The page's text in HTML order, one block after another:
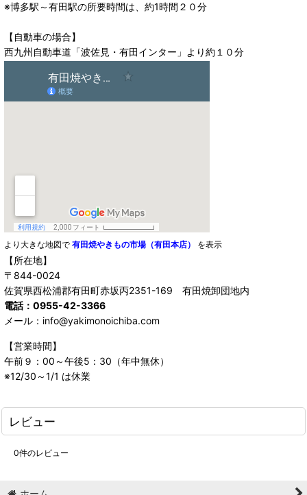
※博多駅～有田駅の所要時間は、約1時間２０分
【自動車の場合】
西九州自動車道「波佐見・有田インター」より約１０分
より大きな地図で 有田焼やきもの市場（有田本店） を表示
【所在地】
〒844-0024
佐賀県西松浦郡有田町赤坂丙2351-169 有田焼卸団地内
電話：0955-42-3366
メール：info@yakimonoichiba.com
【営業時間】
午前９：00～午後5：30（年中無休）
※12/30～1/1 は休業
レビュー
0件のレビュー